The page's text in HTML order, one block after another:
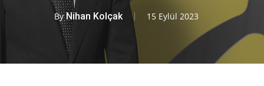
By Nihan Kolçak 15 Eylül 2023